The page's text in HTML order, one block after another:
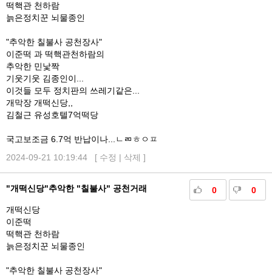
떡핵관 천하람
늙은정치꾼 뇌물종인
"추악한 칠불사 공천장사"
이준떡 과 떡핵관천하람의
추악한 민낯짝
기웃기웃 김종인이...
이것들 모두 정치판의 쓰레기같은...
개막장 개떡신당,,
김철근 유성호텔7억떡당
국고보조금 6.7억 반납이나...ㄴㄻㅎㅇㅍ
2024-09-21 10:19:44 [ 수정 | 삭제 ]
0 0
"개떡신당"추악한 "칠불사" 공천거래
개떡신당
이준떡
떡핵관 천하람
늙은정치꾼 뇌물종인
"추악한 칠불사 공천장사"